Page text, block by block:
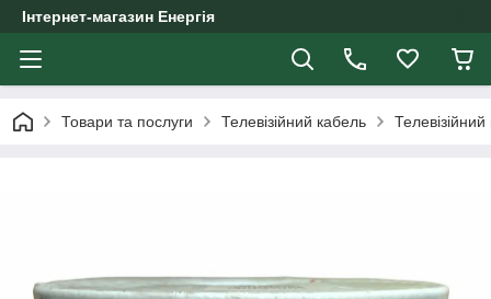
Інтернет-магазин Енергія
Товари та послуги Телевізійний кабель